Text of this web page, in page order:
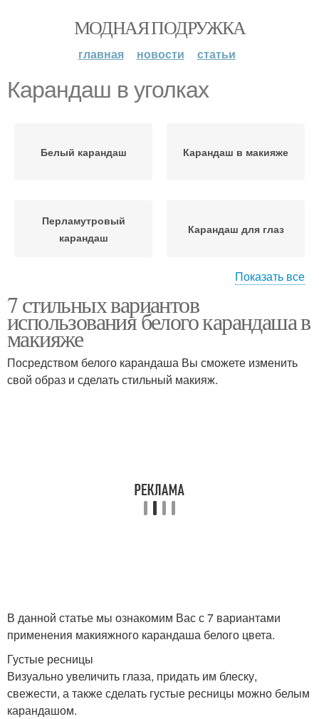
МОДНАЯ ПОДРУЖКА
главная новости статьи
Карандаш в уголках
Белый карандаш Карандаш в макияже
Перламутровый
карандаш
Карандаш для глаз
белый карандаш
азиатских глазах
Карандаш для стрелок Светлый карандаш
Показать все
7 стильных вариантов
использования белого карандаша в
макияже
Посредством белого карандаша Вы сможете изменить
свой образ и сделать стильный макияж.
В данной статье мы ознакомим Вас с 7 вариантами
применения макияжного карандаша белого цвета.
Густые ресницы
Визуально увеличить глаза, придать им блеску,
свежести, а также сделать густые ресницы можно белым
карандашом.